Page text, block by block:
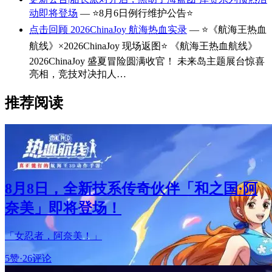
动即将登场 — ⭐8月6日例行维护公告⭐
点击回顾 2026ChinaJoy 航海热血实录 — ⭐《航海王热血
航线》×2026ChinaJoy 现场返图⭐ 《航海王热血航线》
2026ChinaJoy 盛夏冒险圆满收官！ 未来岛主题展台惊喜
亮相，竞技对决扣人…
推荐阅读
8月8日，全新技系传奇伙伴「和之国·阿
奈美」即将登场！
「女忍者，阿奈美！」
5赞·26评论